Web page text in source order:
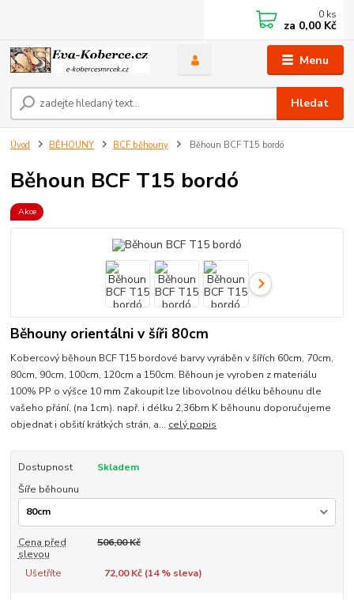
Menu
Hledat
0 ks
za 0,00 Kč
Úvod BĚHOUNY BCF běhouny Běhoun BCF T15 bordó
Běhoun BCF T15 bordó
Akce
Běhouny orientálni v šíři 80cm
Kobercový běhoun BCF T15 bordové barvy vyráběn v šířích 60cm, 70cm,
80cm, 90cm, 100cm, 120cm a 150cm. Běhoun je vyroben z materiálu
100% PP o výšce 10 mm Zakoupit lze libovolnou délku běhounu dle
vašeho přání, (na 1cm). např. i délku 2,36bm K běhounu doporučujeme
objednat i obšití krátkých strán, a... celý popis
Dostupnost
Skladem
Šíře běhounu
Cena před
slevou
506,00 Kč
Ušetříte 72,00 Kč (14% sleva)